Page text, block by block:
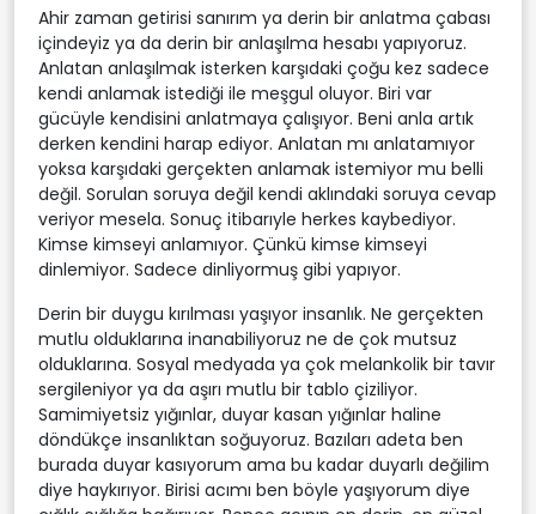
Ahir zaman getirisi sanırım ya derin bir anlatma çabası
içindeyiz ya da derin bir anlaşılma hesabı yapıyoruz.
Anlatan anlaşılmak isterken karşıdaki çoğu kez sadece
kendi anlamak istediği ile meşgul oluyor. Biri var
gücüyle kendisini anlatmaya çalışıyor. Beni anla artık
derken kendini harap ediyor. Anlatan mı anlatamıyor
yoksa karşıdaki gerçekten anlamak istemiyor mu belli
değil. Sorulan soruya değil kendi aklındaki soruya cevap
veriyor mesela. Sonuç itibarıyle herkes kaybediyor.
Kimse kimseyi anlamıyor. Çünkü kimse kimseyi
dinlemiyor. Sadece dinliyormuş gibi yapıyor.
Derin bir duygu kırılması yaşıyor insanlık. Ne gerçekten
mutlu olduklarına inanabiliyoruz ne de çok mutsuz
olduklarına. Sosyal medyada ya çok melankolik bir tavır
sergileniyor ya da aşırı mutlu bir tablo çiziliyor.
Samimiyetsiz yığınlar, duyar kasan yığınlar haline
döndükçe insanlıktan soğuyoruz. Bazıları adeta ben
burada duyar kasıyorum ama bu kadar duyarlı değilim
diye haykırıyor. Birisi acımı ben böyle yaşıyorum diye